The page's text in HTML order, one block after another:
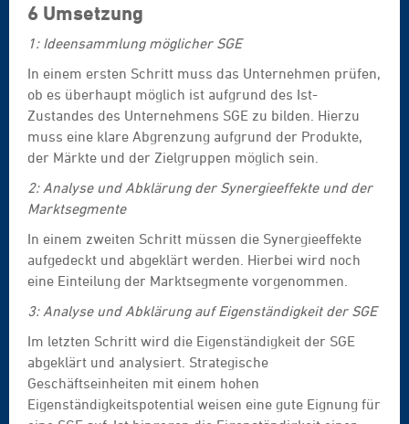
6 Umsetzung
1: Ideensammlung möglicher SGE
In einem ersten Schritt muss das Unternehmen prüfen,
ob es überhaupt möglich ist aufgrund des Ist-
Zustandes des Unternehmens SGE zu bilden. Hierzu
muss eine klare Abgrenzung aufgrund der Produkte,
der Märkte und der Zielgruppen möglich sein.
2: Analyse und Abklärung der Synergieeffekte und der
Marktsegmente
In einem zweiten Schritt müssen die Synergieeffekte
aufgedeckt und abgeklärt werden. Hierbei wird noch
eine Einteilung der Marktsegmente vorgenommen.
3: Analyse und Abklärung auf Eigenständigkeit der SGE
Im letzten Schritt wird die Eigenständigkeit der SGE
abgeklärt und analysiert. Strategische
Geschäftseinheiten mit einem hohen
Eigenständigkeitspotential weisen eine gute Eignung für